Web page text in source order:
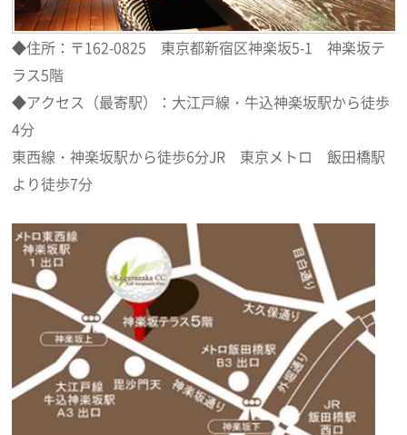
◆住所：〒162-0825 東京都新宿区神楽坂5-1 神楽坂テ
ラス5階
◆アクセス（最寄駅）：大江戸線・牛込神楽坂駅から徒歩
4分
東西線・神楽坂駅から徒歩6分JR 東京メトロ 飯田橋駅
より徒歩7分